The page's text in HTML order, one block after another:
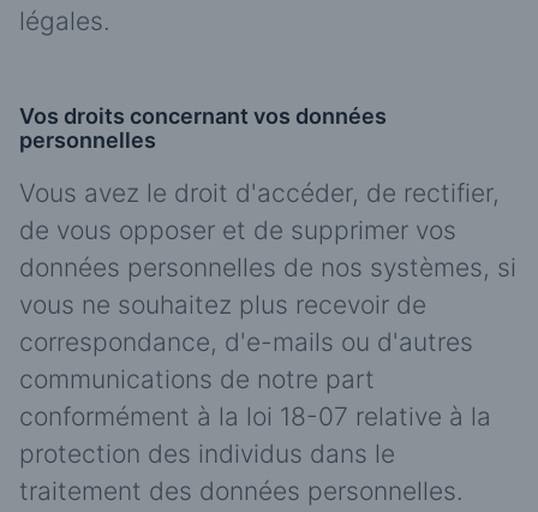
légales.
Vos droits concernant vos données
personnelles
Vous avez le droit d'accéder, de rectifier,
de vous opposer et de supprimer vos
données personnelles de nos systèmes, si
vous ne souhaitez plus recevoir de
correspondance, d'e-mails ou d'autres
communications de notre part
conformément à la loi 18-07 relative à la
protection des individus dans le
traitement des données personnelles.